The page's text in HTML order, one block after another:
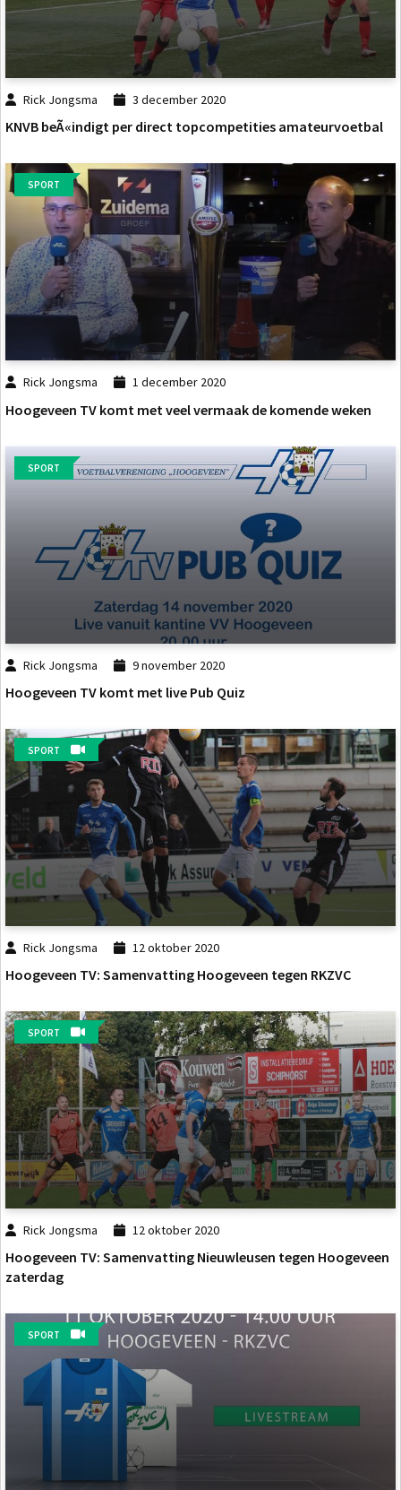
Rick Jongsma 3 december 2020
KNVB beÃ«indigt per direct topcompetities amateurvoetbal
SPORT
Rick Jongsma 1 december 2020
Hoogeveen TV komt met veel vermaak de komende weken
SPORT
Rick Jongsma 9 november 2020
Hoogeveen TV komt met live Pub Quiz
SPORT
Rick Jongsma 12 oktober 2020
Hoogeveen TV: Samenvatting Hoogeveen tegen RKZVC
SPORT
Rick Jongsma 12 oktober 2020
Hoogeveen TV: Samenvatting Nieuwleusen tegen Hoogeveen
zaterdag
SPORT